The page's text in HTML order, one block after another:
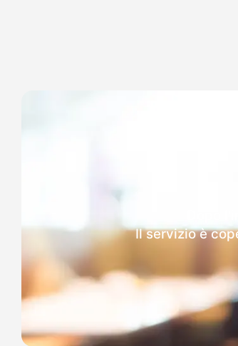
Dopo
Il servizio è